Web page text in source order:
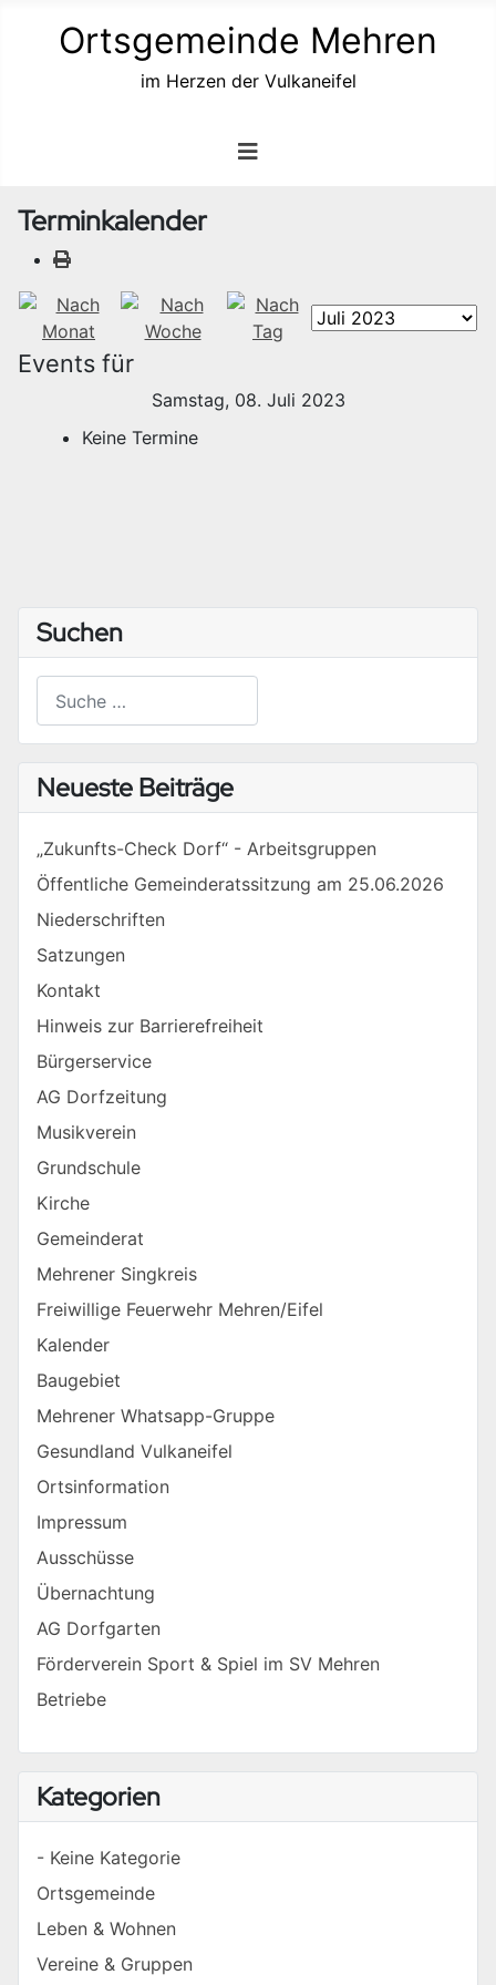
Ortsgemeinde Mehren
im Herzen der Vulkaneifel
Terminkalender
Events für
Samstag, 08. Juli 2023
Keine Termine
Suchen
Type 2 or more characters for results.
Neueste Beiträge
„Zukunfts-Check Dorf“ - Arbeitsgruppen
Öffentliche Gemeinderatssitzung am 25.06.2026
Niederschriften
Satzungen
Kontakt
Hinweis zur Barrierefreiheit
Bürgerservice
AG Dorfzeitung
Musikverein
Grundschule
Kirche
Gemeinderat
Mehrener Singkreis
Freiwillige Feuerwehr Mehren/Eifel
Kalender
Baugebiet
Mehrener Whatsapp-Gruppe
Gesundland Vulkaneifel
Ortsinformation
Impressum
Ausschüsse
Übernachtung
AG Dorfgarten
Förderverein Sport & Spiel im SV Mehren
Betriebe
Kategorien
- Keine Kategorie
Ortsgemeinde
Leben & Wohnen
Vereine & Gruppen